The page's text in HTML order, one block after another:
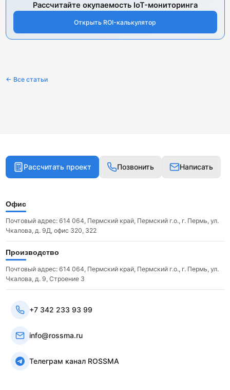
Рассчитайте окупаемость IoT-мониторинга
Открыть ROI-калькулятор
← Все статьи
Рассчитать проект Позвонить Написать
Офис
Почтовый адрес: 614 064, Пермский край, Пермский г.о., г. Пермь, ул.
Чкалова, д. 9Д, офис 320, 322
Производство
Почтовый адрес: 614 064, Пермский край, Пермский г.о., г. Пермь, ул.
Чкалова, д. 9, Строение 3
+7 342 233 93 99
info@rossma.ru
Телеграм канал ROSSMA